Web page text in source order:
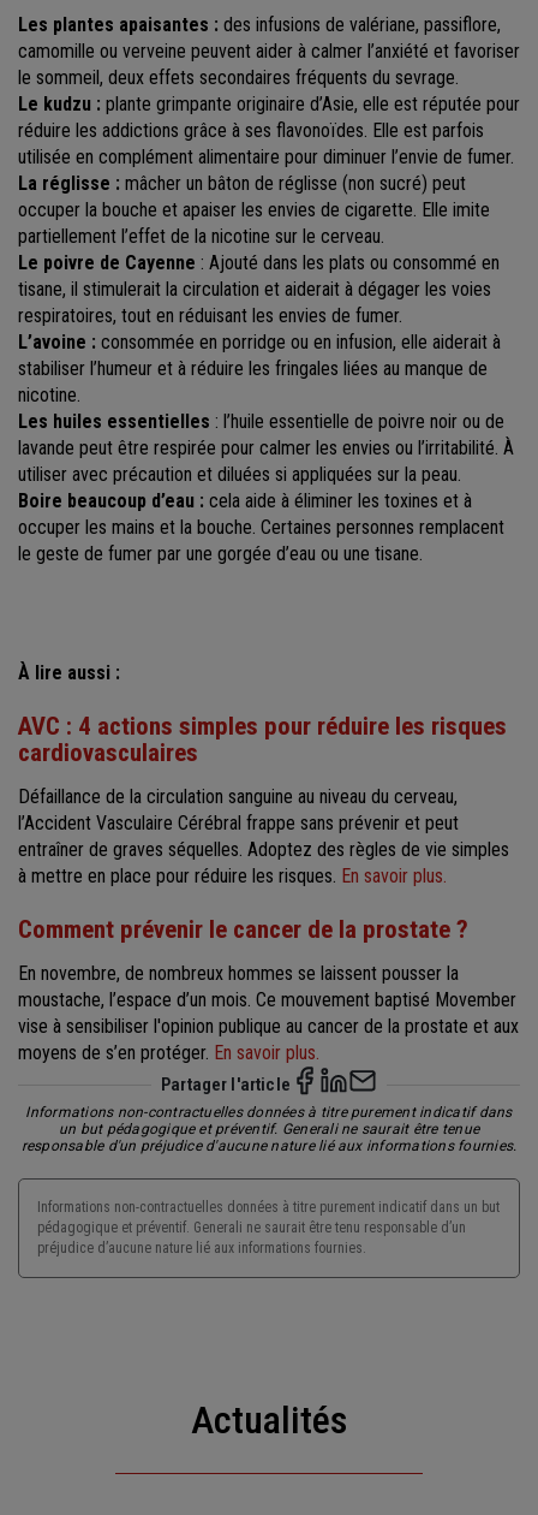
Les plantes apaisantes : des infusions de valériane, passiflore,
camomille ou verveine peuvent aider à calmer l’anxiété et favoriser
le sommeil, deux effets secondaires fréquents du sevrage.
Le kudzu : plante grimpante originaire d’Asie, elle est réputée pour
réduire les addictions grâce à ses flavonoïdes. Elle est parfois
utilisée en complément alimentaire pour diminuer l’envie de fumer.
La réglisse : mâcher un bâton de réglisse (non sucré) peut
occuper la bouche et apaiser les envies de cigarette. Elle imite
partiellement l’effet de la nicotine sur le cerveau.
Le poivre de Cayenne : Ajouté dans les plats ou consommé en
tisane, il stimulerait la circulation et aiderait à dégager les voies
respiratoires, tout en réduisant les envies de fumer.
L’avoine : consommée en porridge ou en infusion, elle aiderait à
stabiliser l’humeur et à réduire les fringales liées au manque de
nicotine.
Les huiles essentielles : l’huile essentielle de poivre noir ou de
lavande peut être respirée pour calmer les envies ou l’irritabilité. À
utiliser avec précaution et diluées si appliquées sur la peau.
Boire beaucoup d’eau : cela aide à éliminer les toxines et à
occuper les mains et la bouche. Certaines personnes remplacent
le geste de fumer par une gorgée d’eau ou une tisane.
À lire aussi :
AVC : 4 actions simples pour réduire les risques
cardiovasculaires
Défaillance de la circulation sanguine au niveau du cerveau,
l’Accident Vasculaire Cérébral frappe sans prévenir et peut
entraîner de graves séquelles. Adoptez des règles de vie simples
à mettre en place pour réduire les risques. En savoir plus.
Comment prévenir le cancer de la prostate ?
En novembre, de nombreux hommes se laissent pousser la
moustache, l’espace d’un mois. Ce mouvement baptisé Movember
vise à sensibiliser l'opinion publique au cancer de la prostate et aux
moyens de s’en protéger. En savoir plus.
Partager l'article
Informations non-contractuelles données à titre purement indicatif dans
un but pédagogique et préventif. Generali ne saurait être tenue
responsable d'un préjudice d'aucune nature lié aux informations fournies.
Informations non-contractuelles données à titre purement indicatif dans un but
pédagogique et préventif. Generali ne saurait être tenu responsable d’un
préjudice d’aucune nature lié aux informations fournies.
Actualités